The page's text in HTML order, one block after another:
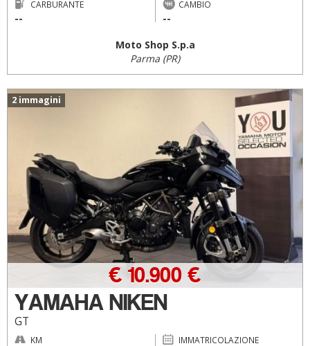
CARBURANTE
--
CAMBIO
--
Moto Shop S.p.a
Parma (PR)
2 immagini
YAMAHA NIKEN
GT
€ 10.900 €
KM IMMATRICOLAZIONE